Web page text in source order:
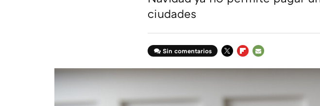
ciudades
Sin comentarios